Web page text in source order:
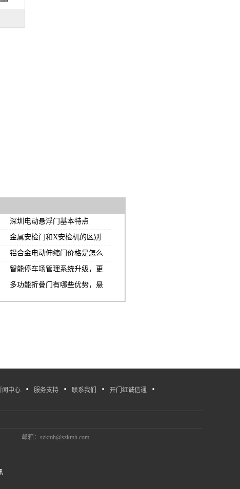
深圳电动悬浮门基本特点
金属安检门和X安检机的区别
铝合金电动伸缩门价格是怎么
计算的？
智能停车场管理系统升级，更
优的智能停车场管理系统
多功能折叠门有哪些优势，悬
浮折叠门操作步骤讲解
闻中心 · 服务支持 · 联系我们 · 开门红诚信通 ·
邮箱：szkmh@szkmh.com